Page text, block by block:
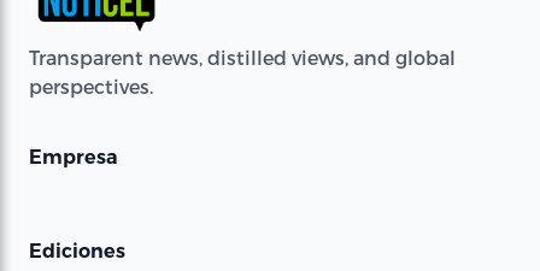
Transparent news, distilled views, and global
perspectives.
Empresa
Ediciones